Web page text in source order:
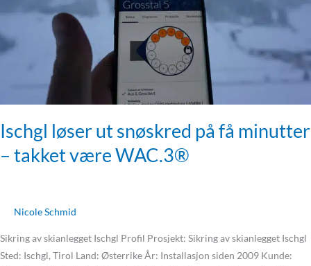
Ischgl løser ut snøskred på få minutter
– takket være WAC.3®
Nicole Schmid
Sikring av skianlegget Ischgl Profil Prosjekt: Sikring av skianlegget Ischgl
Sted: Ischgl, Tirol Land: Østerrike År: Installasjon siden 2009 Kunde:
takket